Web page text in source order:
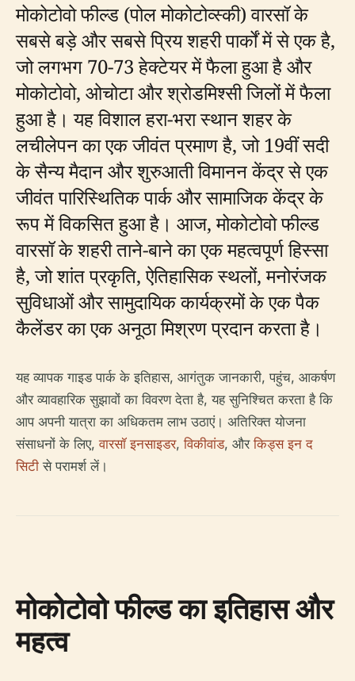
मोकोटोवो फील्ड (पोल मोकोटोव्स्की) वारसॉ के
सबसे बड़े और सबसे प्रिय शहरी पार्कों में से एक है,
जो लगभग 70-73 हेक्टेयर में फैला हुआ है और
मोकोटोवो, ओचोटा और श्रोडमिश्सी जिलों में फैला
हुआ है। यह विशाल हरा-भरा स्थान शहर के
लचीलेपन का एक जीवंत प्रमाण है, जो 19वीं सदी
के सैन्य मैदान और शुरुआती विमानन केंद्र से एक
जीवंत पारिस्थितिक पार्क और सामाजिक केंद्र के
रूप में विकसित हुआ है। आज, मोकोटोवो फील्ड
वारसॉ के शहरी ताने-बाने का एक महत्वपूर्ण हिस्सा
है, जो शांत प्रकृति, ऐतिहासिक स्थलों, मनोरंजक
सुविधाओं और सामुदायिक कार्यक्रमों के एक पैक
कैलेंडर का एक अनूठा मिश्रण प्रदान करता है।
यह व्यापक गाइड पार्क के इतिहास, आगंतुक जानकारी, पहुंच, आकर्षण
और व्यावहारिक सुझावों का विवरण देता है, यह सुनिश्चित करता है कि
आप अपनी यात्रा का अधिकतम लाभ उठाएं। अतिरिक्त योजना
संसाधनों के लिए,वारसॉ इनसाइडर,विकीवांड, औरकिड्स इन द
सिटी से परामर्श लें।
मोकोटोवो फील्ड का इतिहास और
महत्व